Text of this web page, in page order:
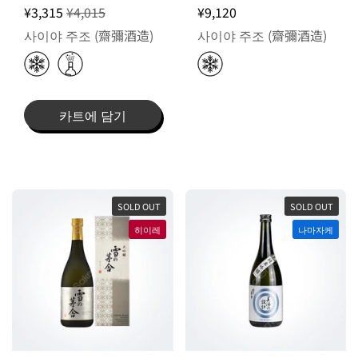
¥3,315 ¥4,015
사이야 주조 (齋彌酒造)
카트에 담기
¥9,120
사이야 주조 (齋彌酒造)
SOLD OUT
히이레
SOLD OUT
나마자케